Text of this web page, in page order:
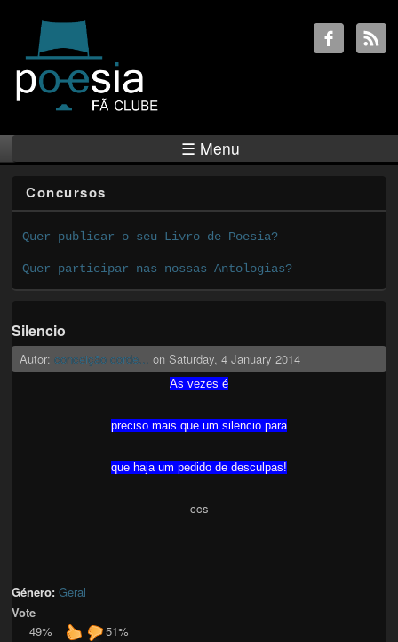
☰ Menu
Concursos
Quer publicar o seu Livro de Poesia?
Quer participar nas nossas Antologias?
Silencio
Autor:conceição corde... on Saturday, 4 January 2014
As vezes é
preciso mais que um silencio para
que haja um pedido de desculpas!
ccs
Género:Geral
Vote
49%
51%